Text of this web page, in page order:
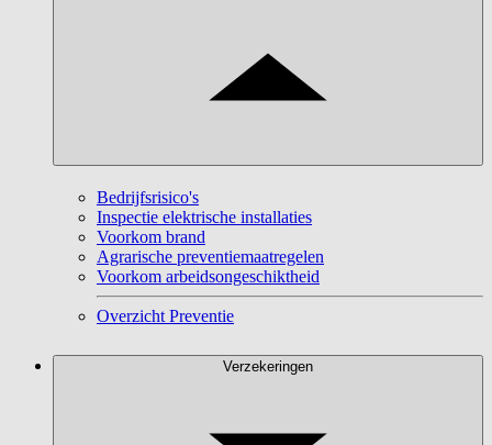
Bedrijfsrisico's
Inspectie elektrische installaties
Voorkom brand
Agrarische preventiemaatregelen
Voorkom arbeidsongeschiktheid
Overzicht Preventie
Verzekeringen